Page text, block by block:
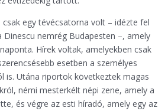
csak egy tévécsatorna volt – idézte fel
Dinescu nemrég Budapesten –, amely
Hírek voltak, amelyekben csak
esetben a személyes
is. Utána riportok következtek magas
némi mesterkélt népi zene, amely a
és végre az esti híradó, amely egy az